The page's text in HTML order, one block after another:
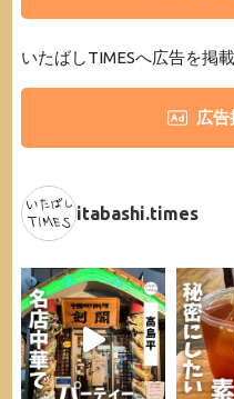
いたばしTIMESへ広告を掲
広告
itabashi.times